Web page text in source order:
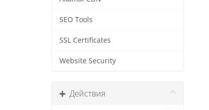
SEO Tools
SSL Certificates
Website Security
Действия